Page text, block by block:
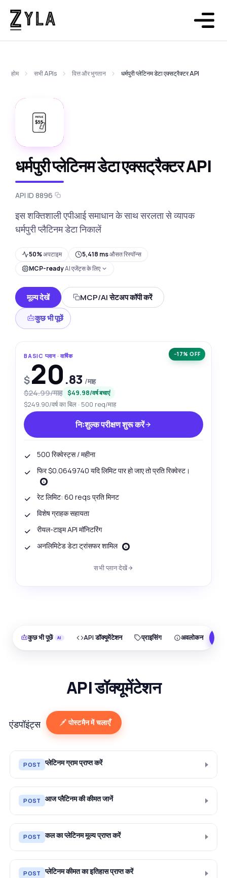
होम सभी APIs वित्त और भुगतान धर्मपुरी प्लेटिनम डेटा एक्सट्रैक्टर API
धर्मपुरी प्लेटिनम डेटा एक्सट्रैक्टर API
API ID 8896
इस शक्तिशाली एपीआई समाधान के साथ सरलता से व्यापक
धर्मपुरी प्लैटिनम डेटा निकालें
50%अपटाइम 5,418 msऔसत रिस्पॉन्स
MCP-readyAI एजेंट्स के लिए
मूल्य देखें
MCP/AI सेटअप कॉपी करें
कुछ भी पूछें
−17% OFF
BASIC प्लान · वार्षिक
$20.83 /माह
$24.99/माह $49.98/वर्ष बचाएं
$249.90/वर्ष का बिल · 500 req/माह
निःशुल्क परीक्षण शुरू करें
500 रिक्वेस्ट्स / महीना
फिर $0.0649740 यदि लिमिट पार हो जाए तो प्रति रिक्वेस्ट।
रेट लिमिट: 60 reqs प्रति मिनट
विशेष ग्राहक सहायता
रीयल-टाइम API मॉनिटरिंग
अनलिमिटेड डेटा ट्रांसफर शामिल
सभी प्लान देखें
कुछ भी पूछें API डॉक्यूमेंटेशन प्राइसिंग अवलोकन
API डॉक्यूमेंटेशन
एंडपॉइंट्स पोस्टमैन में चलाएँ
POST प्लेटिनम ग्राम प्राप्त करें
POST आज प्लैटिनम की कीमत जानें
POST कल का प्लेटिनम मूल्य प्राप्त करें
POST प्लेटिनम कीमत का इतिहास प्राप्त करें